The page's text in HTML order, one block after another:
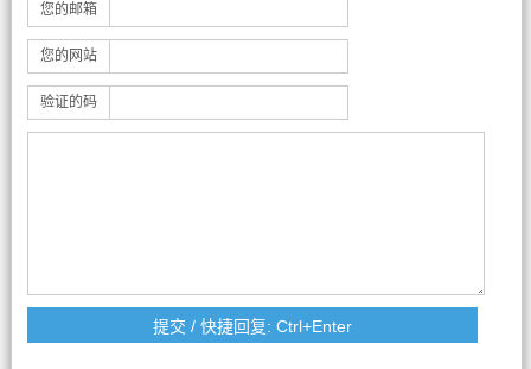
您的邮箱
您的网站
验证的码